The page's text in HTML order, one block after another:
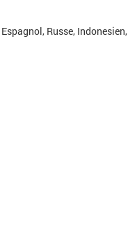
Russe, Indonesien,